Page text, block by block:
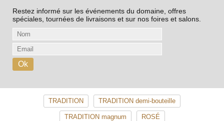
Restez informé sur les événements du domaine, offres
spéciales, tournées de livraisons et sur nos foires et salons.
TRADITION TRADITION demi-bouteille
TRADITION magnum ROSÉ